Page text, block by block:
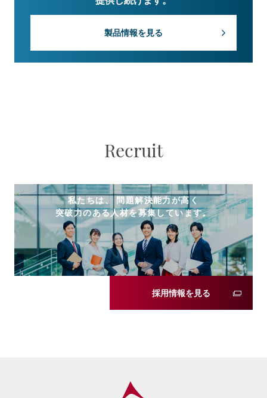
製品情報を見る
Recruit
私たちは、 問題解決能力が高く
突破力のある人材を募集しています。
採用情報を見る